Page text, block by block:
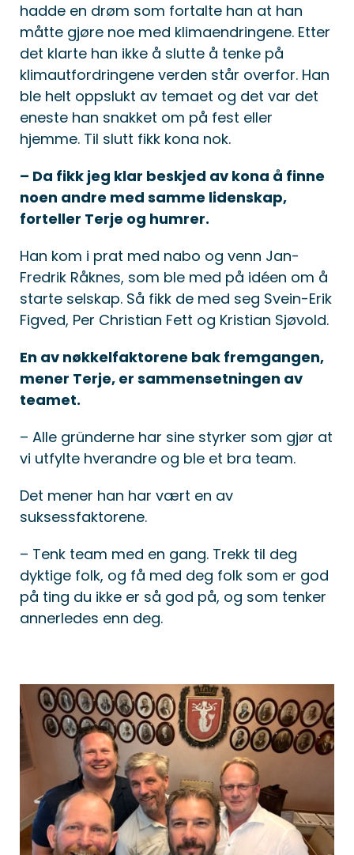
hadde en drøm som fortalte han at han
måtte gjøre noe med klimaendringene. Etter
det klarte han ikke å slutte å tenke på
klimautfordringene verden står overfor. Han
ble helt oppslukt av temaet og det var det
eneste han snakket om på fest eller
hjemme. Til slutt fikk kona nok.
– Da fikk jeg klar beskjed av kona å finne
noen andre med samme lidenskap,
forteller Terje og humrer.
Han kom i prat med nabo og venn Jan-
Fredrik Råknes, som ble med på idéen om å
starte selskap. Så fikk de med seg Svein-Erik
Figved, Per Christian Fett og Kristian Sjøvold.
En av nøkkelfaktorene bak fremgangen,
mener Terje, er sammensetningen av
teamet.
– Alle gründerne har sine styrker som gjør at
vi utfylte hverandre og ble et bra team.
Det mener han har vært en av
suksessfaktorene.
– Tenk team med en gang. Trekk til deg
dyktige folk, og få med deg folk som er god
på ting du ikke er så god på, og som tenker
annerledes enn deg.